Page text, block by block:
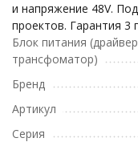
и напряжение 48V.
проектов. Гарантия 3
Блок питания
трансфоматор)
Бренд
Артикул
Серия